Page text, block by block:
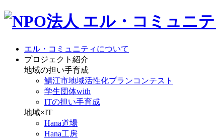
エル・コミュニティについて
プロジェクト紹介
地域の担い手育成
鯖江市地域活性化プランコンテスト
学生団体with
ITの担い手育成
地域×IT
Hana道場
Hana工房